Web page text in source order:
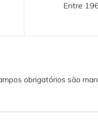
Entre
obrigatórios são